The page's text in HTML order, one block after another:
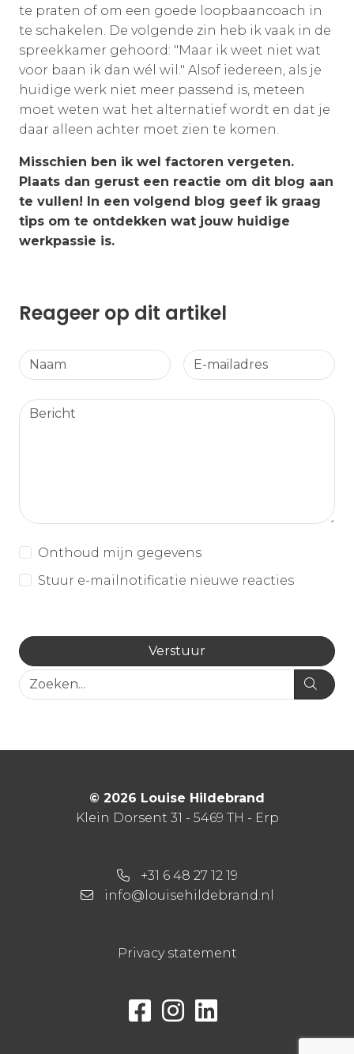
te praten of om een goede loopbaancoach in
te schakelen. De volgende zin heb ik vaak in de
spreekkamer gehoord: "Maar ik weet niet wat
voor baan ik dan wél wil." Alsof iedereen, als je
huidige werk niet meer passend is, meteen
moet weten wat het alternatief wordt en dat je
daar alleen achter moet zien te komen.
Misschien ben ik wel factoren vergeten.
Plaats dan gerust een reactie om dit blog aan
te vullen! In een volgend blog geef ik graag
tips om te ontdekken wat jouw huidige
werkpassie is.
Reageer op dit artikel
Onthoud mijn gegevens
Stuur e-mailnotificatie nieuwe reacties
© 2026 Louise Hildebrand
Klein Dorsent 31 - 5469 TH - Erp
+31 6 48 27 12 19
info@louisehildebrand.nl
Privacy statement